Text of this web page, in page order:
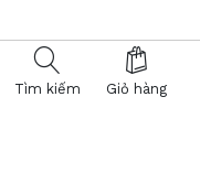
Tìm kiếm Giỏ hàng